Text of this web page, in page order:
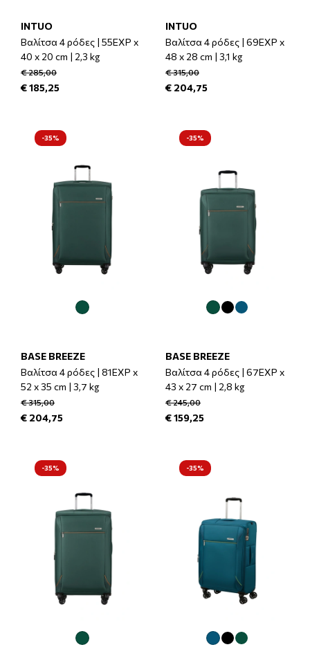
INTUO
Βαλίτσα 4 ρόδες | 55EXP x
40 x 20 cm | 2,3 kg
€ 285,00
€ 185,25
INTUO
Βαλίτσα 4 ρόδες | 69EXP x
48 x 28 cm | 3,1 kg
€ 315,00
€ 204,75
-35%
BASE BREEZE
Βαλίτσα 4 ρόδες | 81EXP x
52 x 35 cm | 3,7 kg
€ 315,00
€ 204,75
-35%
BASE BREEZE
Βαλίτσα 4 ρόδες | 67EXP x
43 x 27 cm | 2,8 kg
€ 245,00
€ 159,25
-35% -35%